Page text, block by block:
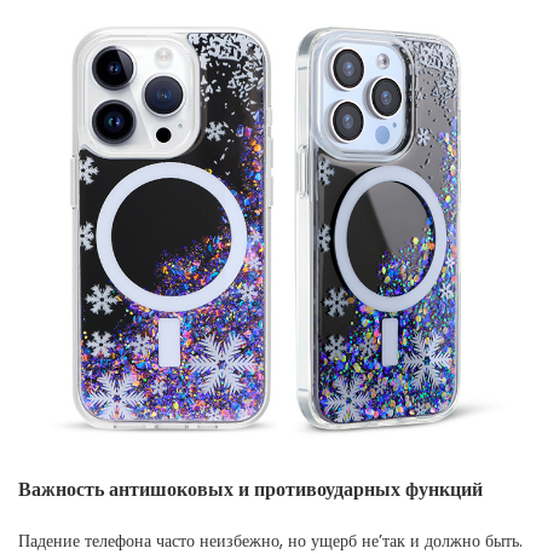
Важность антишоковых и противоударных функций
Падение телефона часто неизбежно, но ущерб не’так и должно быть.